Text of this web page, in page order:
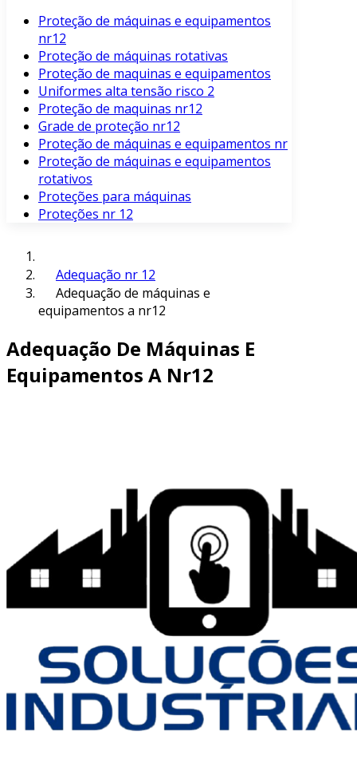
Proteção de máquinas e equipamentos
nr12
Proteção de máquinas rotativas
Proteção de maquinas e equipamentos
Uniformes alta tensão risco 2
Proteção de maquinas nr12
Grade de proteção nr12
Proteção de máquinas e equipamentos nr
Proteção de máquinas e equipamentos
rotativos
Proteções para máquinas
Proteções nr 12
Adequação nr 12
Adequação de máquinas e
equipamentos a nr12
Adequação De Máquinas E
Equipamentos A Nr12